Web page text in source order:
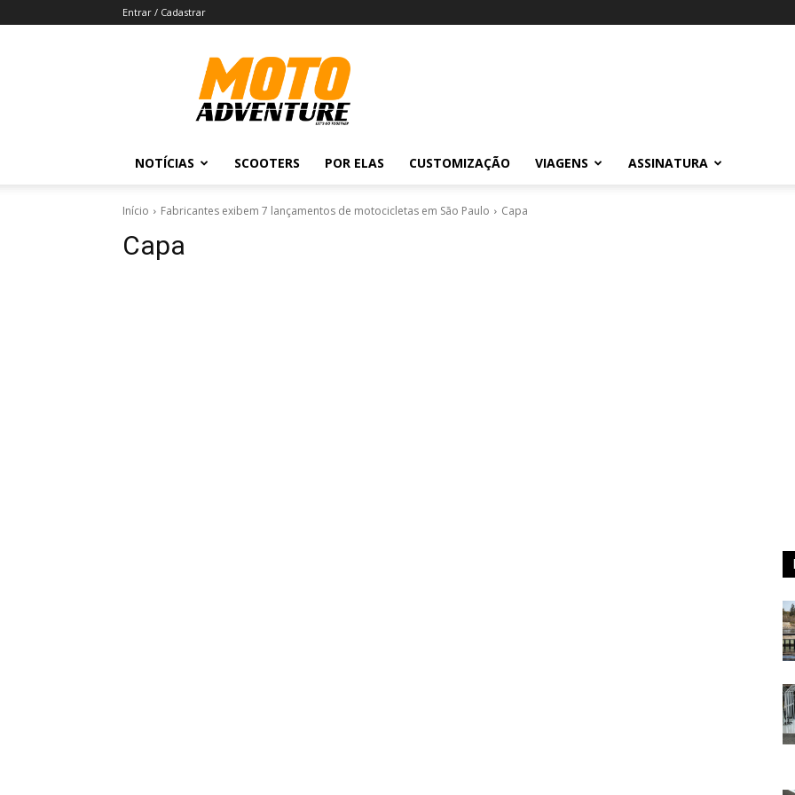
Entrar / Cadastrar
Revista
Moto
Adventure
NOTÍCIAS SCOOTERS POR ELAS CUSTOMIZAÇÃO VIAGENS ASSINATURA
Início Fabricantes exibem 7 lançamentos de motocicletas em São Paulo Capa
Capa